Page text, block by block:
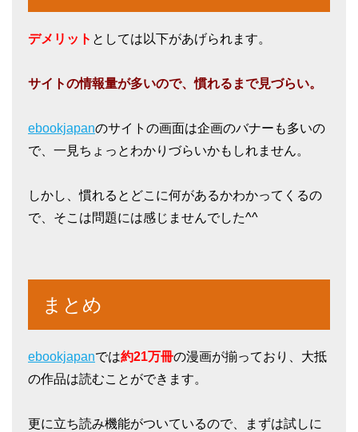
デメリット としては以下があげられます。
サイトの情報量が多いので、慣れるまで見づらい。
ebookjapanのサイトの画面は企画のバナーも多いの
で、一見ちょっとわかりづらいかもしれません。
しかし、慣れるとどこに何があるかわかってくるの
で、そこは問題には感じませんでした^^
まとめ
ebookjapanでは約21万冊の漫画が揃っており、大抵
の作品は読むことができます。
更に立ち読み機能がついているので、まずは試しに